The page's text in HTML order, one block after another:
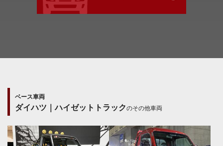
ベース車両
ダイハツ｜ハイゼットトラックのその他車両